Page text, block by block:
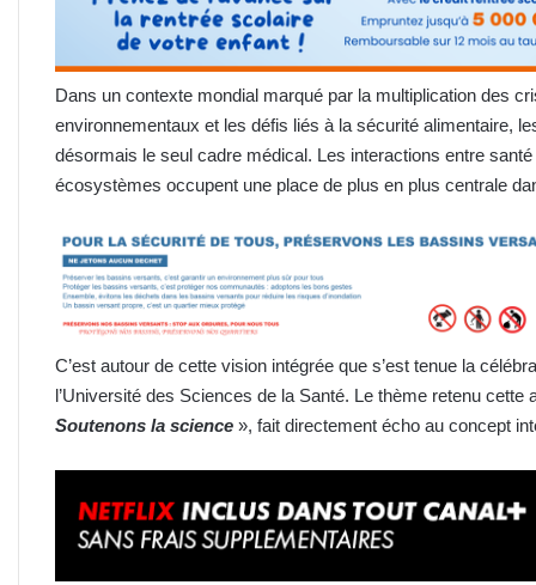
Dans un contexte mondial marqué par la multiplication des
environnementaux et les défis liés à la sécurité alimentaire,
désormais le seul cadre médical. Les interactions entre
écosystèmes occupent une place de plus en plus centrale
C’est autour de cette vision intégrée que s’est tenue la
l’Université des Sciences de la Santé. Le thème retenu cette
Soutenons la science », fait directement écho au concept